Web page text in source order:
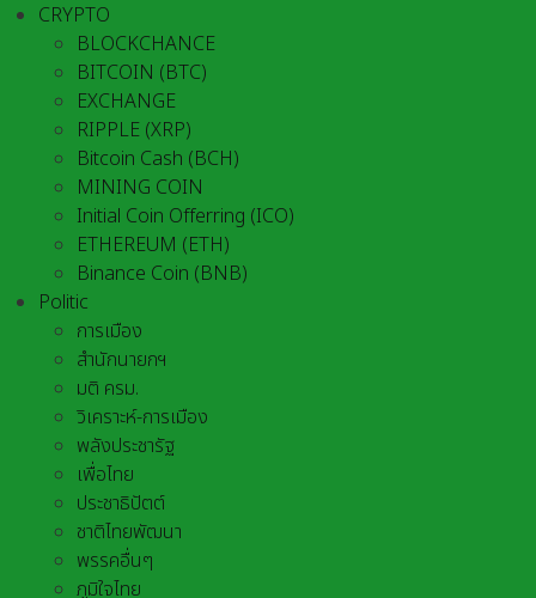
CRYPTO
BLOCKCHANCE
BITCOIN (BTC)
EXCHANGE
RIPPLE (XRP)
Bitcoin Cash (BCH)
MINING COIN
Initial Coin Offerring (ICO)
ETHEREUM (ETH)
Binance Coin (BNB)
Politic
การเมือง
สำนักนายกฯ
มติ ครม.
วิเคราะห์-การเมือง
พลังประชารัฐ
เพื่อไทย
ประชาธิปัตต์
ชาติไทยพัฒนา
พรรคอื่นๆ
ภูมิใจไทย